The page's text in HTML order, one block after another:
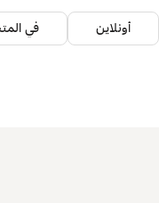
أونلاين في